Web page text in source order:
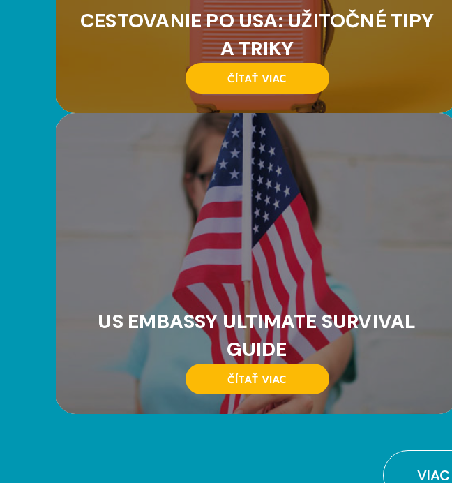
CESTOVANIE PO USA: UŽITOČNÉ TIPY
A TRIKY
ČÍTAŤ VIAC
US EMBASSY ULTIMATE SURVIVAL
GUIDE
ČÍTAŤ VIAC